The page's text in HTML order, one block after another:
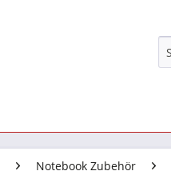
Notebook Zubehör